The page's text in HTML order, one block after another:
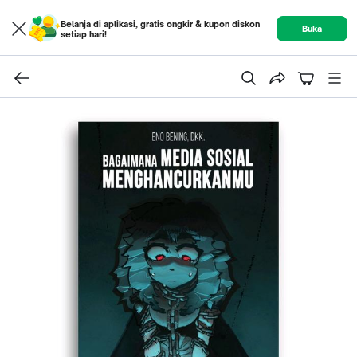
Belanja di aplikasi, gratis ongkir & kupon diskon
setiap hari!
Buka